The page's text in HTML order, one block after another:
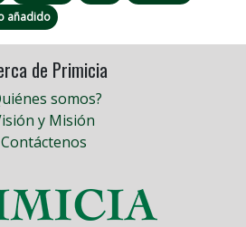
añadido
de Primicia
somos?
y Misión
Contáctenos